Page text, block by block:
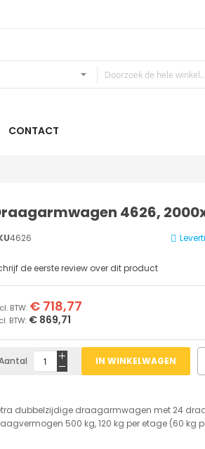
CONTACT
4626,
4626
de eerste review over dit product
€ 869,71
€ 718,77
IN WINKELWAGEN
dubbelzijdige draagarmwagen met 24
500 kg, 120 kg per etage (60 kg